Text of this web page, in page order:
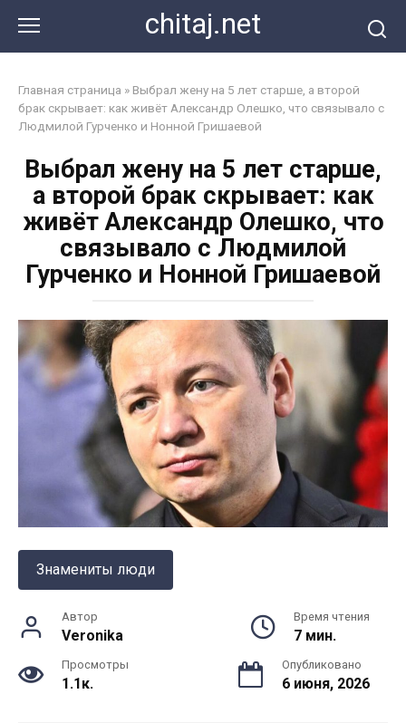
контенту
chitaj.net
Главная страница » Выбрал жену на 5 лет старше, а второй
брак скрывает: как живёт Александр Олешко, что связывало с
Людмилой Гурченко и Нонной Гришаевой
Выбрал жену на 5 лет старше,
а второй брак скрывает: как
живёт Александр Олешко, что
связывало с Людмилой
Гурченко и Нонной Гришаевой
Знамениты люди
Автор
Veronika
Время чтения
7 мин.
Просмотры
1.1к.
Опубликовано
6 июня, 2026